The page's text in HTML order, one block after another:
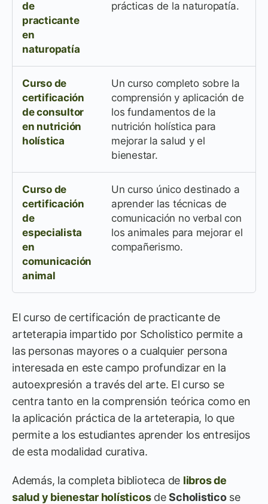
de
practicante
en
naturopatía
prácticas de la naturopatía.
Curso de
certificación
de consultor
en nutrición
holística
Un curso completo sobre la
comprensión y aplicación de
los fundamentos de la
nutrición holística para
mejorar la salud y el
bienestar.
Curso de
certificación
de
especialista
en
comunicación
animal
Un curso único destinado a
aprender las técnicas de
comunicación no verbal con
los animales para mejorar el
compañerismo.
El curso de certificación de practicante de
arteterapia impartido por Scholistico permite a
las personas mayores o a cualquier persona
interesada en este campo profundizar en la
autoexpresión a través del arte. El curso se
centra tanto en la comprensión teórica como en
la aplicación práctica de la arteterapia, lo que
permite a los estudiantes aprender los entresijos
de esta modalidad curativa.
Además, la completa biblioteca de libros de
salud y bienestar holísticosdeScholisticose